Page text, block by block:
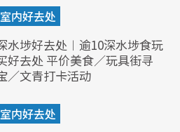
室内好去处
水埗好去处︱逾10深水埗食玩
好去处 平价美食／玩具街寻
／文青打卡活动
室内好去处